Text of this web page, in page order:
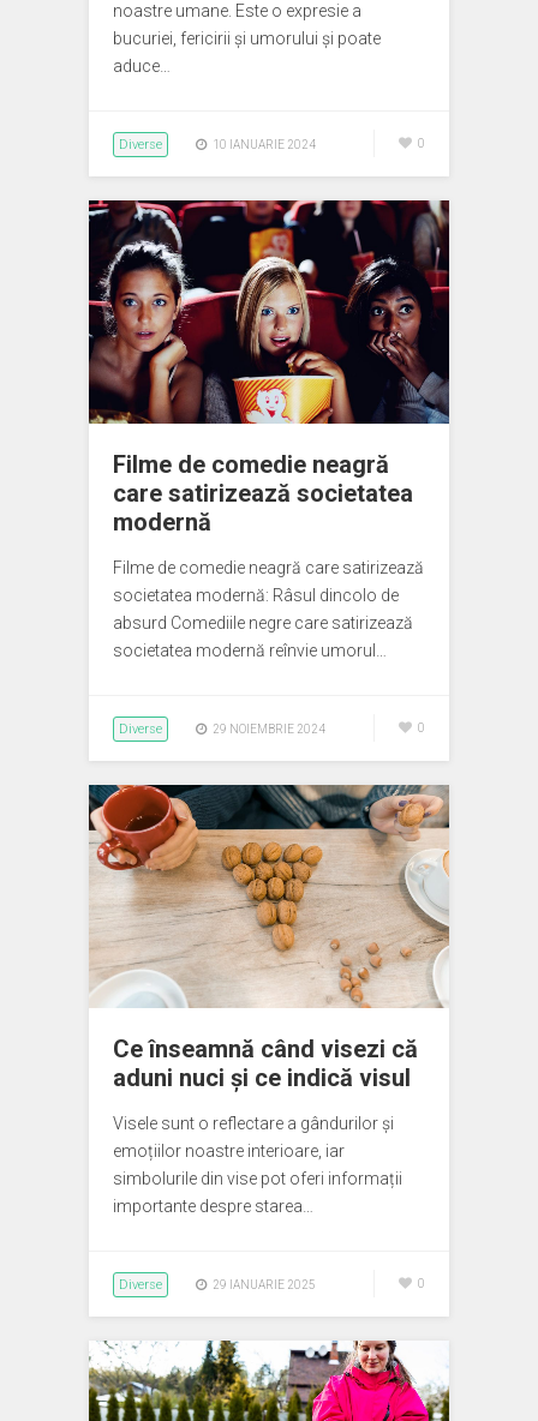
noastre umane. Este o expresie a
bucuriei, fericirii și umorului și poate
aduce…
Diverse 10 IANUARIE 2024 0
Filme de comedie neagră
care satirizează societatea
modernă
Filme de comedie neagră care satirizează
societatea modernă: Râsul dincolo de
absurd Comediile negre care satirizează
societatea modernă reînvie umorul…
Diverse 29 NOIEMBRIE 2024 0
Ce înseamnă când visezi că
aduni nuci și ce indică visul
Visele sunt o reflectare a gândurilor și
emoțiilor noastre interioare, iar
simbolurile din vise pot oferi informații
importante despre starea…
Diverse 29 IANUARIE 2025 0